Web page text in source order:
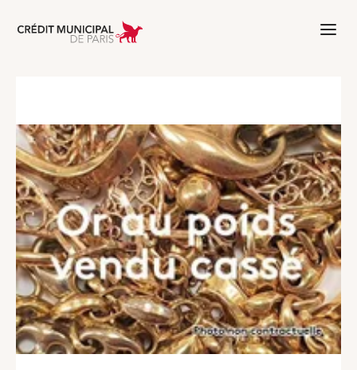
Aller à l'accueil de Crédit Municipal